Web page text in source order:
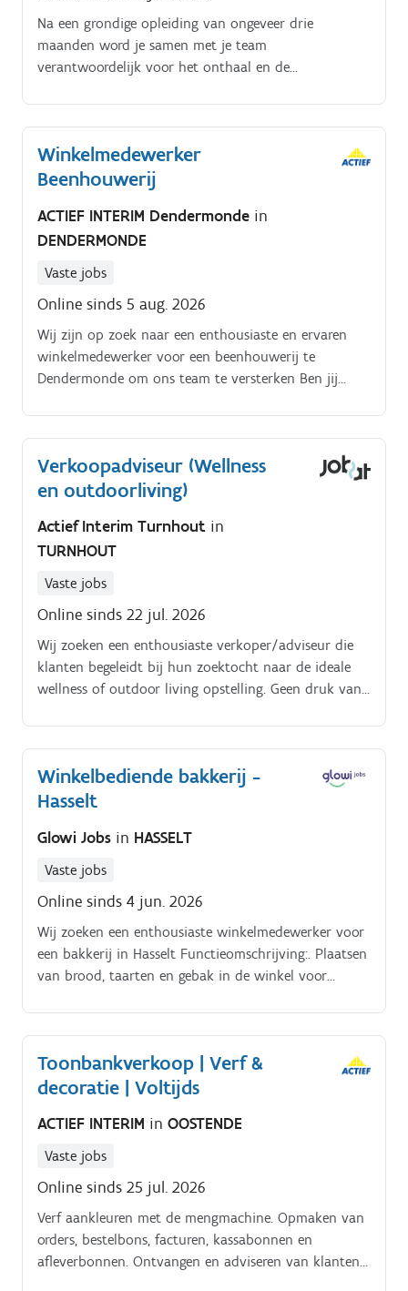
Na een grondige opleiding van ongeveer drie
maanden word je samen met je team
verantwoordelijk voor het onthaal en de
architecten en begeleidt hen doorheen het volledige
verkooptraject Met jouw technische kennis en gevoel
voor design help je klanten bij het samenstellen van
systeem, denkt actief mee en weet elk verkoopgesprek
succesvol en correct af te ronden.
Winkelmedewerker
Beenhouwerij
ACTIEF INTERIM Dendermonde in
DENDERMONDE
Vaste jobs
Online sinds 5 aug. 2026
Wij zijn op zoek naar een enthousiaste en ervaren
winkelmedewerker voor een beenhouwerij te
Dendermonde om ons team te versterken Ben jij
en die ervaring heeft in de beenhouwerij of
detailhandel? Dan zijn wij op zoek naar jou!.
Verkoopadviseur (Wellness
en outdoorliving)
Actief Interim Turnhout in
TURNHOUT
Vaste jobs
Online sinds 22 jul. 2026
Wij zoeken een enthousiaste verkoper/adviseur die
klanten begeleidt bij hun zoektocht naar de ideale
wellness of outdoor living opstelling. Geen druk van
maat.
Winkelbediende bakkerij -
Hasselt
Glowi Jobs in HASSELT
Vaste jobs
Online sinds 4 jun. 2026
Wij zoeken een enthousiaste winkelmedewerker voor
een bakkerij in Hasselt Functieomschrijving:. Plaatsen
van brood, taarten en gebak in de winkel voor
Klanten verwelkomen met een glimlach en advies
geven over het assortiment Verzamelen en
klaarmaken van bestellingen Schoonhouden en
organiseren van de winkel gedurende de dag
andere krentenbollen en sandwiches Correct
verwerken van aankopen en bestellingen aan de
van de winkel voor de volgende dag Werkuren:
Flexibele en variabele uren tussen 6 uur en 18 uur
Toonbankverkoop | Verf &
decoratie | Voltijds
ACTIEF INTERIM in OOSTENDE
Vaste jobs
Online sinds 25 jul. 2026
Verf aankleuren met de mengmachine. Opmaken van
orders, bestelbons, facturen, kassabonnen en
afleverbonnen. Ontvangen en adviseren van klanten